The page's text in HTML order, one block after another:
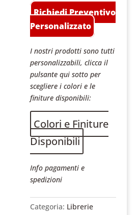
Richiedi Preventivo
Personalizzato
I nostri prodotti sono tutti
personalizzabili, clicca il
pulsante qui sotto per
scegliere i colori e le
finiture disponibili:
Colori e Finiture
Disponibili
Info pagamenti e
spedizioni
Categoria: Librerie